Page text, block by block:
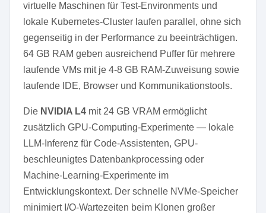
virtuelle Maschinen für Test-Environments und
lokale Kubernetes-Cluster laufen parallel, ohne sich
gegenseitig in der Performance zu beeinträchtigen.
64 GB RAM geben ausreichend Puffer für mehrere
laufende VMs mit je 4-8 GB RAM-Zuweisung sowie
laufende IDE, Browser und Kommunikationstools.
Die NVIDIA L4 mit 24 GB VRAM ermöglicht
zusätzlich GPU-Computing-Experimente — lokale
LLM-Inferenz für Code-Assistenten, GPU-
beschleunigtes Datenbankprocessing oder
Machine-Learning-Experimente im
Entwicklungskontext. Der schnelle NVMe-Speicher
minimiert I/O-Wartezeiten beim Klonen großer